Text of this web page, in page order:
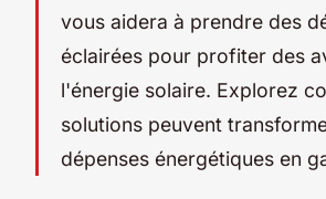
vous aidera à prendre des
éclairées pour profiter des
l'énergie solaire. Explorez
solutions peuvent
dépenses énergétiques en